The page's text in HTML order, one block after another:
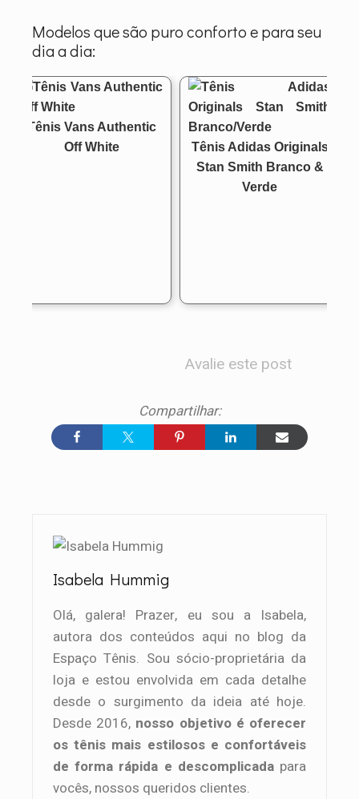
Modelos que são puro conforto e para seu
dia a dia:
Tênis Vans Authentic
Off White
Tênis Adidas Originals
Stan Smith Branco &
Verde
Avalie este post
Isabela Hummig
Olá, galera! Prazer, eu sou a Isabela,
autora dos conteúdos aqui no blog da
Espaço Tênis. Sou sócio-proprietária da
loja e estou envolvida em cada detalhe
desde o surgimento da ideia até hoje.
Desde 2016, nosso objetivo é oferecer
os tênis mais estilosos e confortáveis
de forma rápida e descomplicadapara
vocês, nossos queridos clientes.